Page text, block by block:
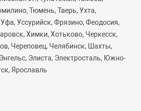
Тюмень, Тверь, Ухта,
Уссурийск, Фрязино, Феодосия,
Химки, Хотьково, Черкесск,
Череповец, Челябинск, Шахты,
Элиста, Электросталь, Южно-
Ярославль